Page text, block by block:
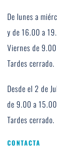
De lunes a
y de 16.00 a
Viernes de
Tardes cerrado.
Desde el 2 de
de 9.00 a
Tardes cerrado.
CONTACTA